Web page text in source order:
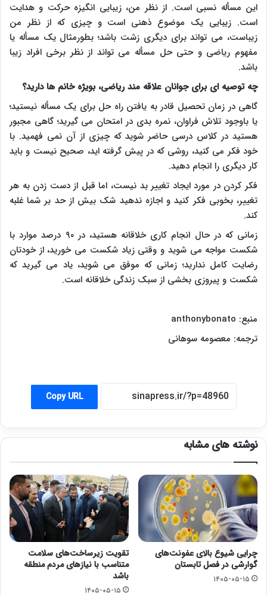
این مسأله نسبی است. از نظر من، زیبایی انگیزه حرکت و هدایت
است. زیبایی یک موضوع ذهنی است و چیزی که از نظر من
زیباست، می تواند برای دیگری زشت باشد؛ بطورمثال یک مسأله یا
مفهوم ریاضی و حتی حل مسأله می تواند از نظر برخی افراد زیبا
باشد.
چه توصیه ای برای جوانان علاقه مند ریاضی، بویژه خانم ها دارید؟
گاهی در زمان تحصیل قادر به یافتن راه حل برای یک مسأله نیستید؛
یا باوجود تلاش فراوان، نمره بدی در امتحان می گیرید؛ گاهی مجبور
هستید در کلاس درسی حاضر شوید که چیزی از آن نمی فهمید. با
خود فکر می کنید، روشی که در پیش گرفته اید، صحیح نیست و باید
کار دیگری را انجام دهید.
فکر کردن در مورد ایجاد تغییر بد نیست، اما قبل از دست زدن به هر
تغییر، بخوبی فکر کنید و اجازه ندهید شک بیش از حد بر شما غلبه
کند.
زمانی که در حال انجام کاری خلاقانه هستید، در ۹۰ درصد موارد با
شکست مواجه می شوید و وقتی زیاد شکست می خورید، از خودتان
رضایت کامل ندارید؛ زمانی که موفق می شوید، یاد می گیرید که
شکست و پیروزی بخشی از سبک زندگی خلاقانه است.
منبع: anthonybonato
ترجمه: معصومه سوهانی
Copy URL
نوشته های مشابه
چرایی شیوع بالای عفونت‌های
گوارشی در فصل تابستان
۱۴۰۵-۰۵-۱۵
تقویت زیرساخت‌های سلامت
متناسب با نیازهای مردم منطقه
باشد
۱۴۰۵-۰۵-۱۵